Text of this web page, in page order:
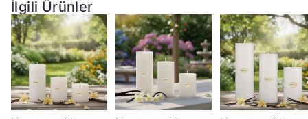
İlgili Ürünler